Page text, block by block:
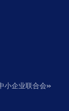
小企业联合会»